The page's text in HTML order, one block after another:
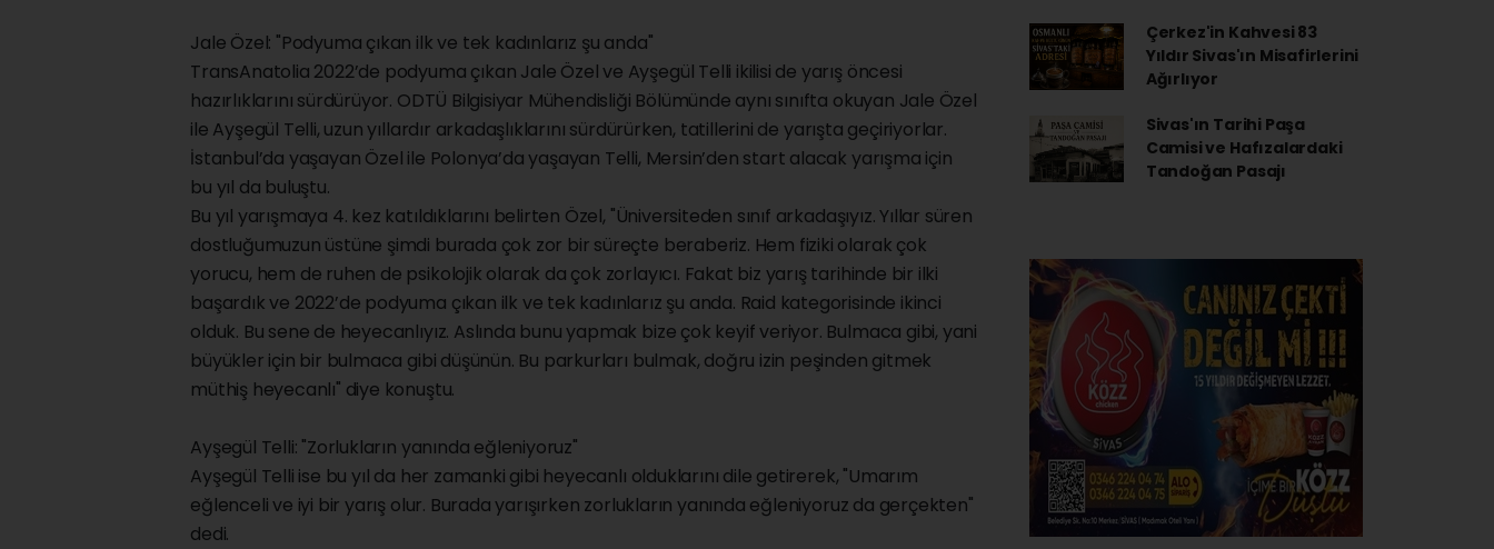
Jale Özel: "Podyuma çıkan ilk ve tek kadınlarız şu anda"
TransAnatolia 2022’de podyuma çıkan Jale Özel ve Ayşegül Telli ikilisi de yarış öncesi
hazırlıklarını sürdürüyor. ODTÜ Bilgisiyar Mühendisliği Bölümünde aynı sınıfta okuyan Jale Özel
ile Ayşegül Telli, uzun yıllardır arkadaşlıklarını sürdürürken, tatillerini de yarışta geçiriyorlar.
İstanbul’da yaşayan Özel ile Polonya’da yaşayan Telli, Mersin’den start alacak yarışma için
bu yıl da buluştu.
Bu yıl yarışmaya 4. kez katıldıklarını belirten Özel, "Üniversiteden sınıf arkadaşıyız. Yıllar süren
dostluğumuzun üstüne şimdi burada çok zor bir süreçte beraberiz. Hem fiziki olarak çok
yorucu, hem de ruhen de psikolojik olarak da çok zorlayıcı. Fakat biz yarış tarihinde bir ilki
başardık ve 2022’de podyuma çıkan ilk ve tek kadınlarız şu anda. Raid kategorisinde ikinci
olduk. Bu sene de heyecanlıyız. Aslında bunu yapmak bize çok keyif veriyor. Bulmaca gibi, yani
büyükler için bir bulmaca gibi düşünün. Bu parkurları bulmak, doğru izin peşinden gitmek
müthiş heyecanlı" diye konuştu.
Ayşegül Telli: "Zorlukların yanında eğleniyoruz"
Ayşegül Telli ise bu yıl da her zamanki gibi heyecanlı olduklarını dile getirerek, "Umarım
eğlenceli ve iyi bir yarış olur. Burada yarışırken zorlukların yanında eğleniyoruz da gerçekten"
dedi.
Çerkez'in Kahvesi 83
Yıldır Sivas'ın Misafirlerini
Ağırlıyor
Sivas'ın Tarihi Paşa
Camisi ve Hafızalardaki
Tandoğan Pasajı